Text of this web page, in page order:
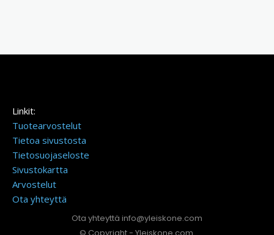
Linkit:
Tuotearvostelut
Tietoa sivustosta
Tietosuojaseloste
Sivustokartta
Arvostelut
Ota yhteyttä
Ota yhteyttä info@yleiskone.com